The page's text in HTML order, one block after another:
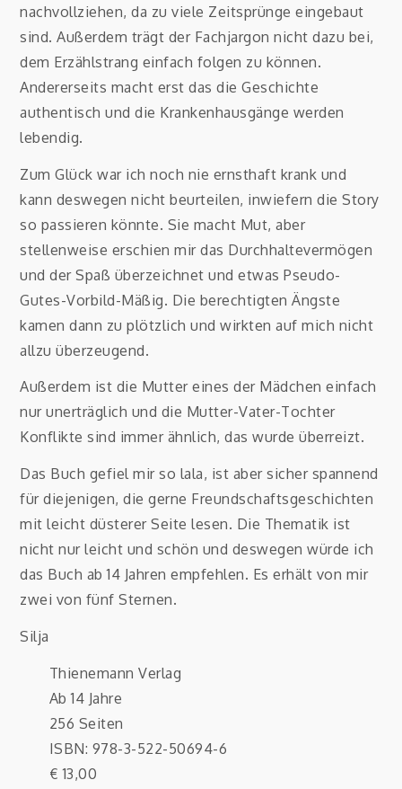
nachvollziehen, da zu viele Zeitsprünge eingebaut
sind. Außerdem trägt der Fachjargon nicht dazu bei,
dem Erzählstrang einfach folgen zu können.
Andererseits macht erst das die Geschichte
authentisch und die Krankenhausgänge werden
lebendig.
Zum Glück war ich noch nie ernsthaft krank und
kann deswegen nicht beurteilen, inwiefern die Story
so passieren könnte. Sie macht Mut, aber
stellenweise erschien mir das Durchhaltevermögen
und der Spaß überzeichnet und etwas Pseudo-
Gutes-Vorbild-Mäßig. Die berechtigten Ängste
kamen dann zu plötzlich und wirkten auf mich nicht
allzu überzeugend.
Außerdem ist die Mutter eines der Mädchen einfach
nur unerträglich und die Mutter-Vater-Tochter
Konflikte sind immer ähnlich, das wurde überreizt.
Das Buch gefiel mir so lala, ist aber sicher spannend
für diejenigen, die gerne Freundschaftsgeschichten
mit leicht düsterer Seite lesen. Die Thematik ist
nicht nur leicht und schön und deswegen würde ich
das Buch ab 14 Jahren empfehlen. Es erhält von mir
zwei von fünf Sternen.
Silja
Thienemann Verlag
Ab 14 Jahre
256 Seiten
ISBN: 978-3-522-50694-6
€ 13,00